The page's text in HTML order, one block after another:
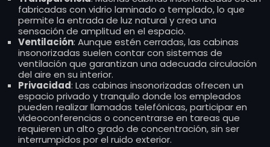
fabricadas con vidrio laminado o templado, lo que
permite la entrada de luz natural y crea una
sensación de amplitud en el espacio.
Ventilación: Aunque estén cerradas, las cabinas
insonorizadas suelen contar con sistemas de
ventilación que garantizan una adecuada circulación
del aire en su interior.
Privacidad: Las cabinas insonorizadas ofrecen un
espacio privado y tranquilo donde los empleados
pueden realizar llamadas telefónicas, participar en
videoconferencias o concentrarse en tareas que
requieren un alto grado de concentración, sin ser
interrumpidos por el ruido exterior.